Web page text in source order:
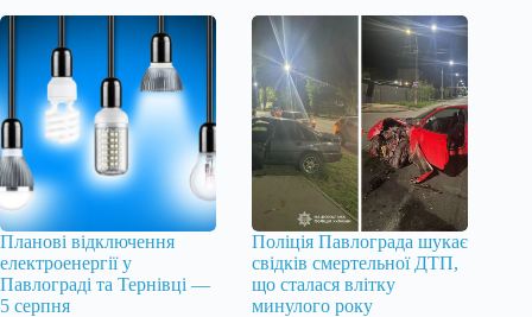
Планові відключення
електроенергії у
Павлограді та Тернівці —
5 серпня
Поліція Павлограда шукає
свідків смертельної ДТП,
що сталася влітку
минулого року